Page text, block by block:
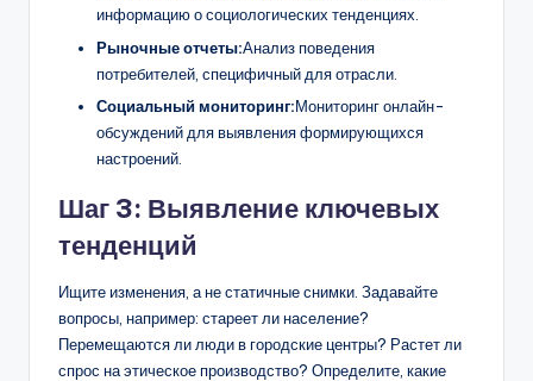
информацию о социологических тенденциях.
Рыночные отчеты:Анализ поведения
потребителей, специфичный для отрасли.
Социальный мониторинг:Мониторинг онлайн-
обсуждений для выявления формирующихся
настроений.
Шаг 3: Выявление ключевых
тенденций
Ищите изменения, а не статичные снимки. Задавайте
вопросы, например: стареет ли население?
Перемещаются ли люди в городские центры? Растет ли
спрос на этическое производство? Определите, какие